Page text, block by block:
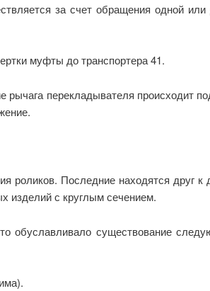
за счет обращения одной или
муфты до транспортера 41.
рычага перекладывателя происходит
роликов. Последние находятся друг к
изделий с круглым сечением.
обуславливало существование